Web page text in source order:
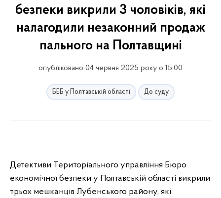
безпеки викрили 3 чоловіків, які
налагодили незаконний продаж
пального на Полтавщині
опубліковано 04 червня 2025 року о 15:00
БЕБ у Полтавській області До суду
Детективи Територіального управління Бюро
економічної безпеки у Полтавській області викрили
трьох мешканців Лубенського району, які